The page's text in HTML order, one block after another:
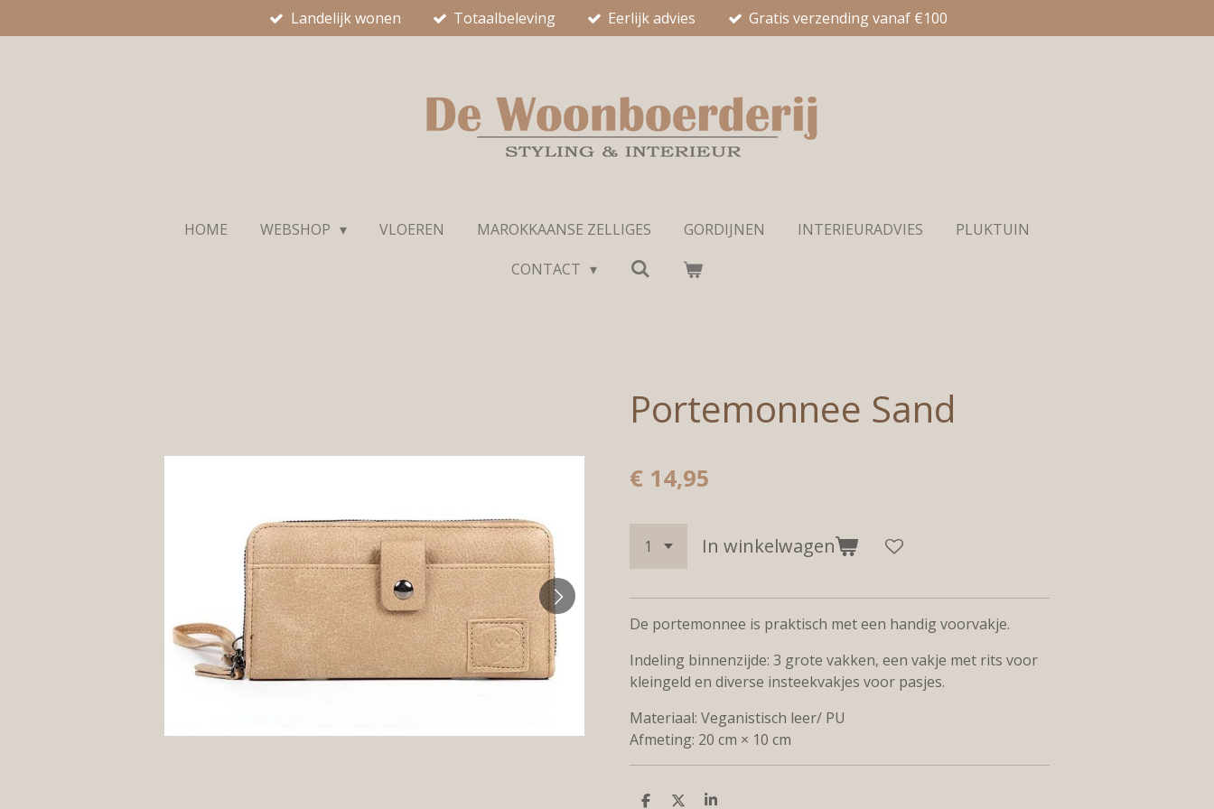
direct
Landelijk wonen Totaalbeleving Eerlijk advies Gratis verzending vanaf €100
HOME WEBSHOP VLOEREN MAROKKAANSE ZELLIGES GORDIJNEN INTERIEURADVIES
PLUKTUIN
CONTACT
Portemonnee Sand
€ 14,95
In winkelwagen
De portemonnee is praktisch met een handig voorvakje.
Indeling binnenzijde: 3 grote vakken, een vakje met rits voor
kleingeld en diverse insteekvakjes voor pasjes.
Materiaal: Veganistisch leer/ PU
Afmeting: 20 cm × 10 cm
D D S